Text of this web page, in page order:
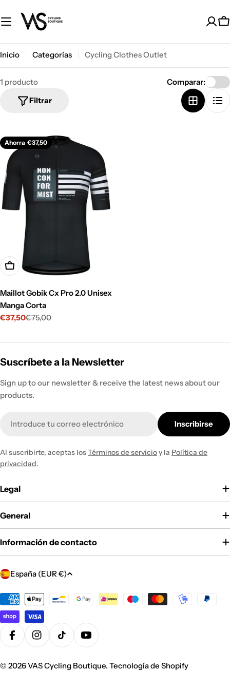
al
contenido
Inicio Categorías Cycling Clothes Outlet
1 producto
Filtrar
Comparar:
Ahorra €37,50
Opciones
Maillot Gobik Cx Pro 2.0 Unisex
Manga Corta
Precio
venta
€37,50
Precio €75,00
Suscríbete a la Newsletter
Sign up to our newsletter & receive the latest news about our
products.
electrónico
Inscribirse
Al suscribirte, aceptas losTérminos de servicioy la Política de
privacidad.
Legal
General
Información de contacto
P
í
s
/
r
g
España (EUR €)
Métodos
de
pago
FacebookInstagramTiktokYouTube
© 2026VAS Cycling Boutique. Tecnología de Shopify